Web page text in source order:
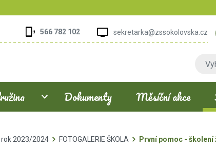
566 782 102 sekretarka@zssokolovska.cz
Dokumenty Měsíční akce
rok 2023/2024 FOTOGALERIE ŠKOLA První pomoc -